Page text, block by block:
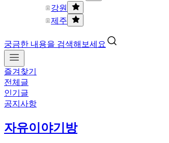
강원
제주
궁금한 내용을 검색해보세요
즐겨찾기
전체글
인기글
공지사항
자유이야기방